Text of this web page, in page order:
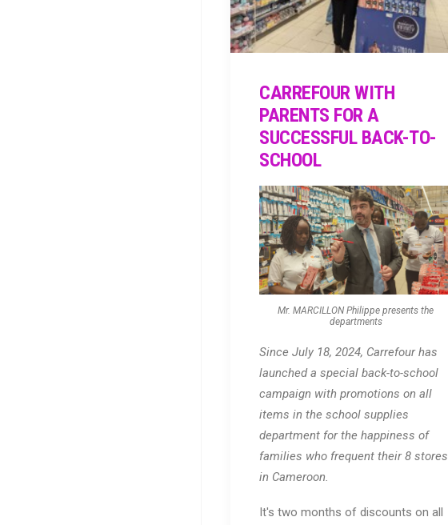
CARREFOUR WITH
PARENTS FOR A
SUCCESSFUL BACK-TO-
SCHOOL
Mr. MARCILLON Philippe presents the
departments
Since July 18, 2024, Carrefour has
launched a special back-to-school
campaign with promotions on all
items in the school supplies
department for the happiness of
families who frequent their 8 stores
in Cameroon.
It's two months of discounts on all